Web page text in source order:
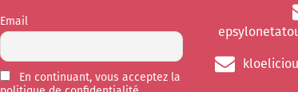
Email
En continuant, vous acceptez la